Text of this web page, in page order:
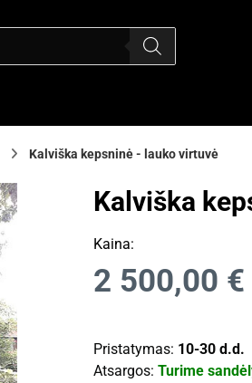
Kalviška kepsninė - lauko virtuvė
Kalviška
Kaina:
2 500,00 €
Pristatymas: 10-30 d.d.
Atsargos:Turime